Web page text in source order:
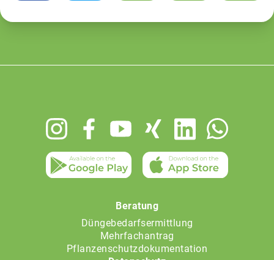
Beratung
Düngebedarfsermittlung
Mehrfachantrag
Pflanzenschutzdokumentation